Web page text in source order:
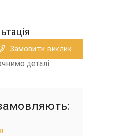
Замовити виклик
деталі